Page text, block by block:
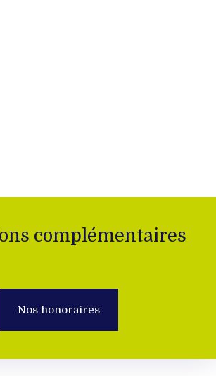
complémentaires
Nos honoraires